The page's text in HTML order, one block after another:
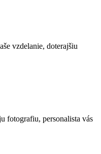
vzdelanie, doterajšiu
fotografiu, personalista vás